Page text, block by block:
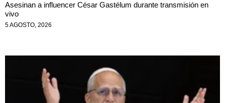
Asesinan a influencer César Gastélum durante transmisión en
vivo
5 AGOSTO, 2026